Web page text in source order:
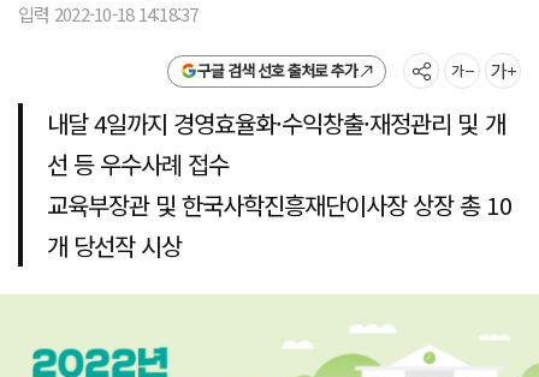
입력 2022-10-18 14:18:37
구글 검색 선호 출처로 추가
내달 4일까지 경영효율화·수익창출·재정관리 및 개
선 등 우수사례 접수
교육부장관 및 한국사학진흥재단이사장 상장 총 10
개 당선작 시상